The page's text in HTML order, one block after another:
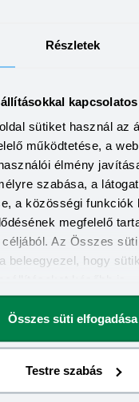
Részletek
sütiket használ az
működtetése, a
élmény
szabása, a
a közösségi funkciók
megfelelő
Az Összes
beleegyezel, hogy
Összes süti elfogadása
Testre szabás
6 600 000 Ft 5
gyermek
Új ingatlan
10 000 000 Ft 2
max. 3 000 000